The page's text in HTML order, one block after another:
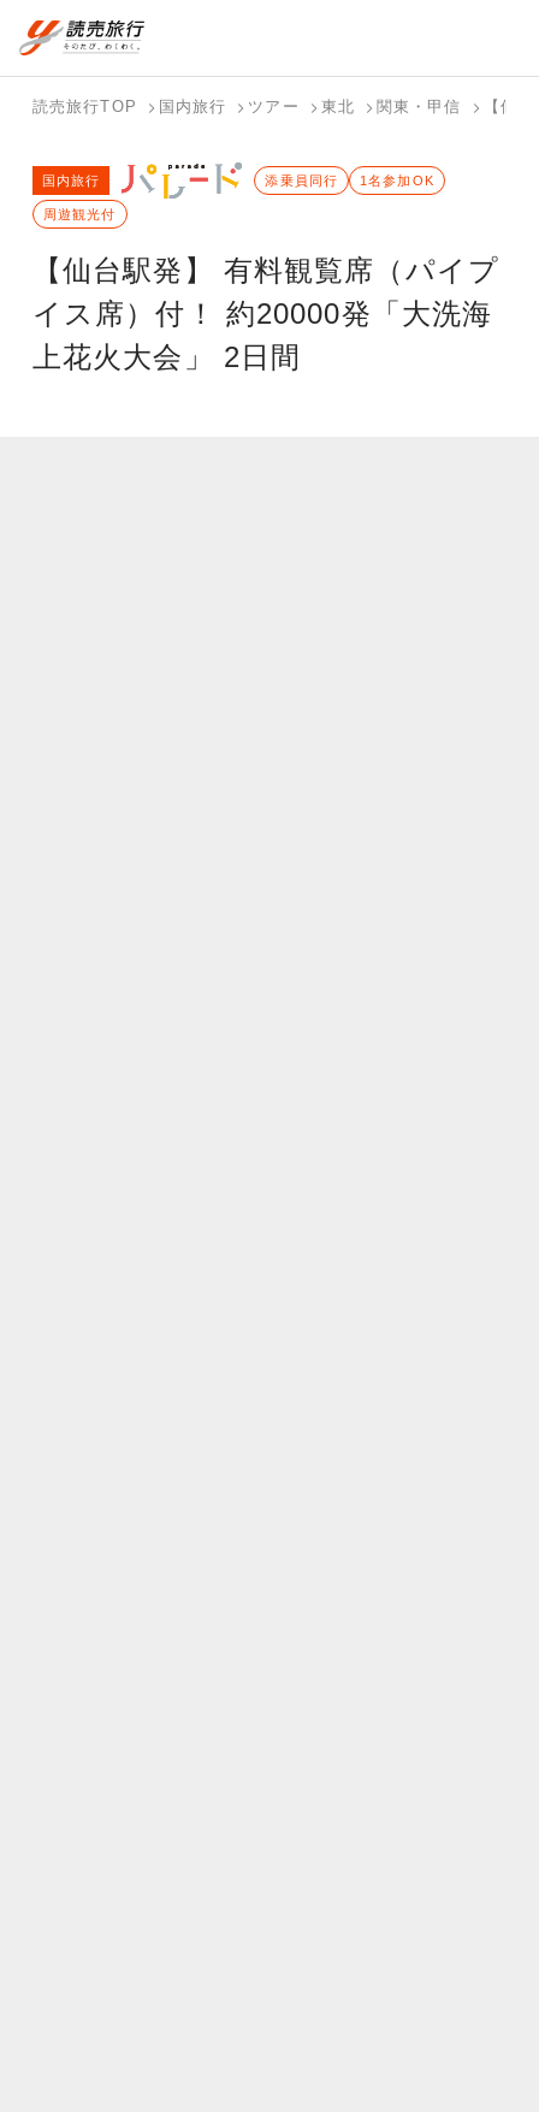
国内旅行トップ
バスツアー
を探す
個人旅行
（ブーケ）を探す
ら探す
探す
海外旅行トップ
海外特集か
ら探す
テーマから
探す
す
読売旅行TOP 国内旅行 ツアー 東北 関東・甲信 【仙
【仙台駅発】 有料観覧席（パイプ
イス席）付！ 約20000発「大洗海
上花火大会」 2日間
国内旅行 添乗員同行 1名参加OK
周遊観光付